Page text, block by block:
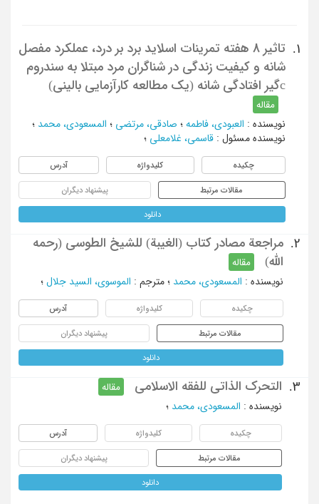
1.
تاثیر 8 هفته تمرینات اسلاید برد بر درد، عملکرد مفصل
شانه و کیفیت زندگی در شناگران مرد مبتلا به سندروم
cگیر افتادگی شانه (یک مطالعه کارآزمایی بالینی)
مقاله
نویسنده : العبودی، فاطمه ؛ صادقی، مرتضی ؛ المسعودی، محمد ؛
نویسنده مسئول : قاسمی، غلامعلی ؛
چکیده کلیدواژه آدرس
مقالات مرتبط پیشنهاد دیگران
دانلود
2.
مراجعة مصادر كتاب (الغيبة) للشيخ الطوسي (رحمه
الله)
مقاله
نویسنده : المسعودي، محمد ؛ مترجم : الموسوي، السيد جلال ؛
چکیده کلیدواژه آدرس
مقالات مرتبط پیشنهاد دیگران
دانلود
3. التحرک الذاتی للفقه الاسلامی
مقاله
نویسنده : المسعودی، محمد ؛
چکیده کلیدواژه آدرس
مقالات مرتبط پیشنهاد دیگران
دانلود